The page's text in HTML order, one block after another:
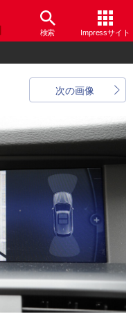
検索 Impressサイト
次の画像